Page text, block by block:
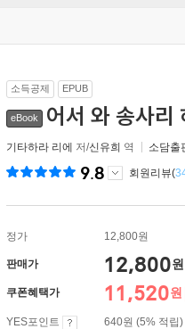
소득공제 EPUB
eBook 어서 와 송사리
기타하라 리에 저/신유희 역 소담출
9.8 회원리뷰(
정가 12,800원
판매가 12,800원
쿠폰혜택가 11,520원
YES포인트
640원 (5% 적립)